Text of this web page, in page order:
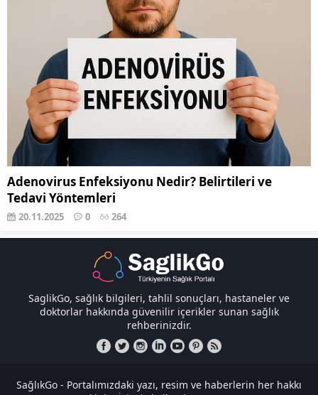
Adenovirus Enfeksiyonu Nedir? Belirtileri ve
Tedavi Yöntemleri
20.11.2025 0 264
SaglikGo, sağlık bilgileri, tahlil sonuçları, hastaneler ve
doktorlar hakkında güvenilir içerikler sunan sağlık
rehberinizdir.
SağlıkGo - Portalımızdaki yazı, resim ve haberlerin her hakkı